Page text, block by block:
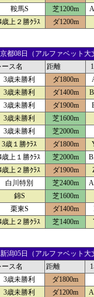
鞍馬S 芝1200m
歳上２勝ｸﾗｽ ダ1200m
京都08日（アルファベット
ース名 距離
3歳未勝利 ダ1800m
3歳未勝利 ダ1400m
3歳未勝利 ダ1900m
3歳未勝利
芝1600m
3歳未勝利
芝2000m
3歳１勝ｸﾗｽ ダ1800m
歳上１勝ｸﾗｽ 芝2000m
歳上２勝ｸﾗｽ ダ1900m
白川特別 芝2400m
錦S
芝1600m
栗東S ダ1400m
歳上２勝ｸﾗｽ 芝1400m
新潟05日（アルファベット
ース名 距離
3歳未勝利
ダ1800m
3歳未勝利 ダ1200m